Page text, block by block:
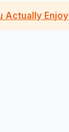
Actually Enjoy